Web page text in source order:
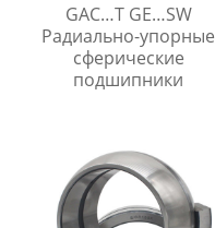
GAC…T GE…SW
Радиально-упорные
сферические
подшипники